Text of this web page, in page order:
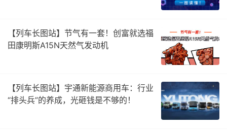
【列车长图站】节气有一套！创富就选福
田康明斯A15N天然气发动机
【列车长图站】宇通新能源商用车：行业
“排头兵”的养成，光砸钱是不够的！